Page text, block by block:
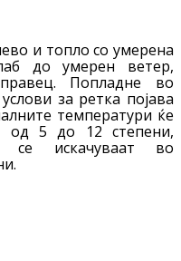
и топло со умерена
до умерен ветер,
Попладне во
за ретка појава
температури ќе
од 5 до 12 степени,
се искачуваат во